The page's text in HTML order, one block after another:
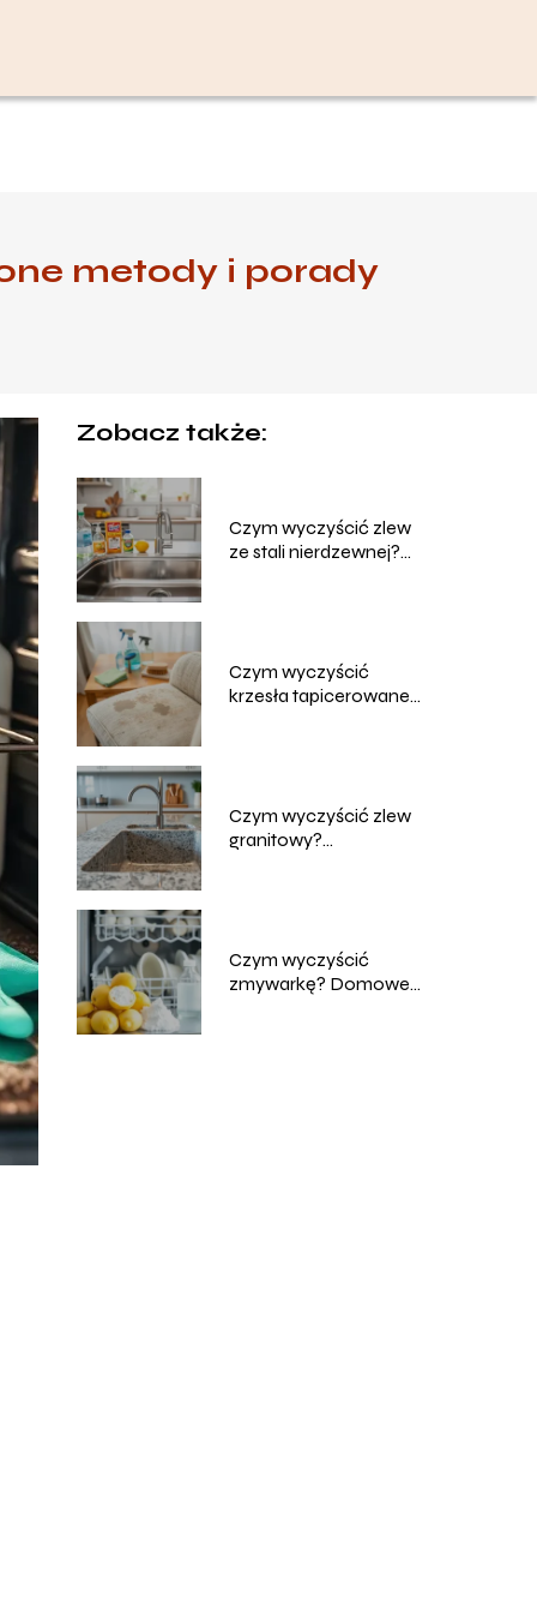
metody i porady
Zobacz także:
Czym wyczyścić zlew
ze stali nierdzewnej?
Czym wyczyścić
krzesła tapicerowane?
Czym wyczyścić zlew
granitowy?
Czym wyczyścić
zmywarkę? Domowe